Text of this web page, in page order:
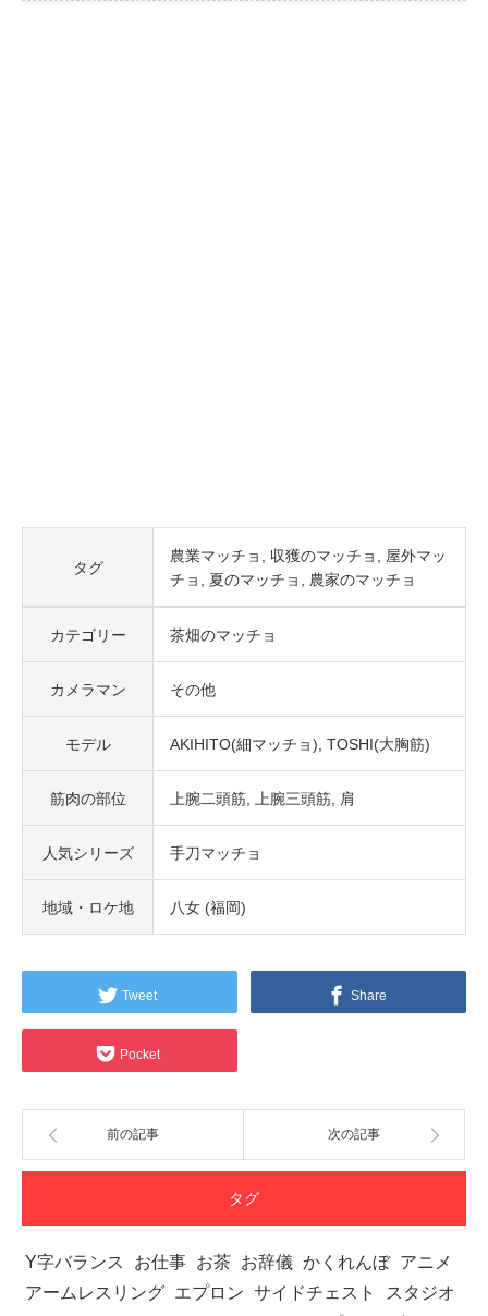
タグ
農業マッチョ 収獲のマッチョ
屋外マッ
チョ
夏のマッチョ 農家のマッチョ
カテゴリー 茶畑のマッチョ
カメラマン その他
モデル AKIHITO(細マッチョ) TOSHI(大胸筋)
筋肉の部位 上腕二頭筋 上腕三頭筋 肩
人気シリーズ 手刀マッチョ
地域・ロケ地 八女 (福岡)
Tweet Share
Pocket
前の記事 次の記事
タグ
Y字バランス お仕事 お茶 お辞儀 かくれんぼ アニメ
アームレスリング エプロン サイドチェスト
スタジオ